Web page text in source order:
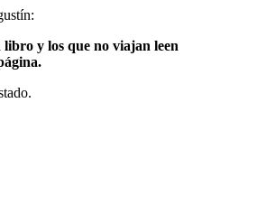
y los que no viajan leen